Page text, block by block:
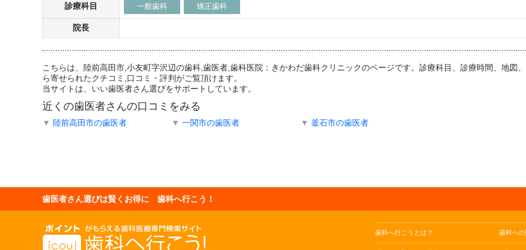
診療科目 一般歯科 矯正歯科
院長
こちらは、陸前高田市,小友町字沢辺の歯科,歯医者,歯科医院：きかわだ歯科クリニックのページです。診療科目、診療時間、地図
ら寄せられたクチコミ,口コミ・評判がご覧頂けます。
当サイトは、いい歯医者さん選びをサポートしています。
近くの歯医者さんの口コミをみる
▼ 陸前高田市の歯医者 ▼ 一関市の歯医者 ▼ 釜石市の歯医者
歯医者さん選びは賢くお得に 歯科へ行こう！
歯科へ行こうとは？ 歯科へ